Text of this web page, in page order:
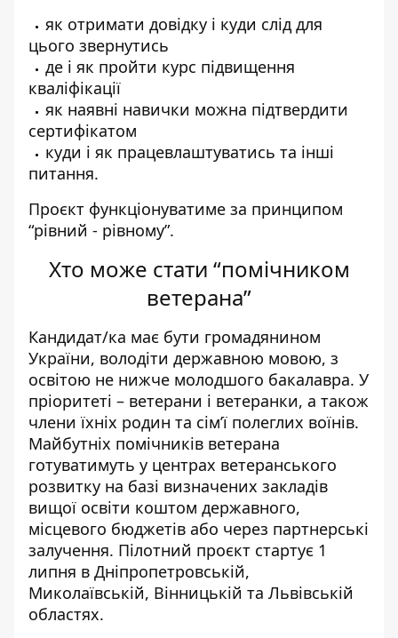
як отримати довідку і куди слід для
цього звернутись
де і як пройти курс підвищення
кваліфікації
як наявні навички можна підтвердити
сертифікатом
куди і як працевлаштуватись та інші
питання.
Проєкт функціонуватиме за принципом
“рівний - рівному”.
Хто може стати “помічником
ветерана”
Кандидат/ка має бути громадянином
України, володіти державною мовою, з
освітою не нижче молодшого бакалавра. У
пріоритеті – ветерани і ветеранки, а також
члени їхніх родин та сім’ї полеглих воїнів.
Майбутніх помічників ветерана
готуватимуть у центрах ветеранського
розвитку на базі визначених закладів
вищої освіти коштом державного,
місцевого бюджетів або через партнерські
залучення. Пілотний проєкт стартує 1
липня в Дніпропетровській,
Миколаївській, Вінницькій та Львівській
областях.